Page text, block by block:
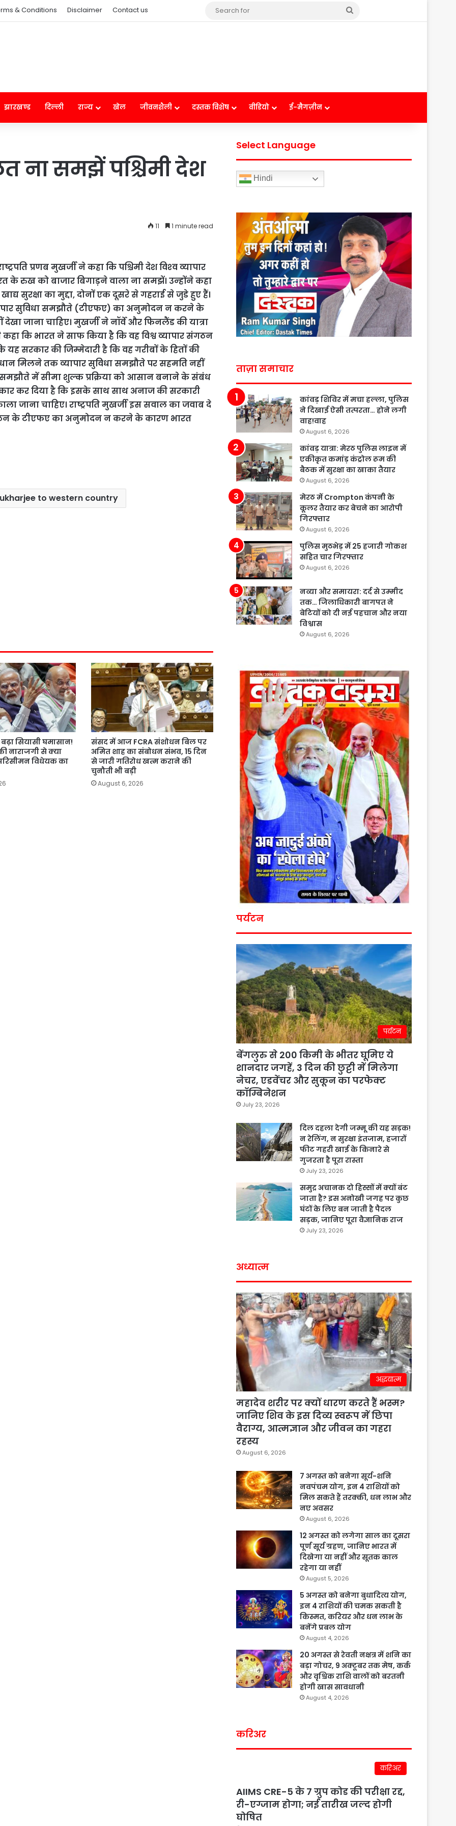
& Conditions Disclaimer Contact us
झारखण्ड दिल्ली राज्य खेल जीवनशैली दस्तक विशेष वीडियो ई-मैगज़ीन
ना समझें पश्चिमी देश
11 1 minute read
प्रणब मुखर्जी ने कहा कि पश्चिमी देश विश्‍व व्‍यापार
के रुख को बाजार बिगाड़ने वाला ना समझें। उन्‍होंने कहा
सुरक्षा का मुद्दा, दोनों एक दूसरे से गहराई से जुडे हुए हैं।
सुविधा समझौते (टीएफए) का अनुमोदन न करने के
जाना चाहिए। मुखर्जी ने नॉर्वे और फिनलैंड की यात्रा
कि भारत ने साफ किया है कि वह विश्व व्यापार संगठन
सरकार की जिम्मेदारी है कि वह गरीबों के हितों की
मिलने तक व्यापार सुविधा समझौते पर सहमति नहीं
में सीमा शुल्क प्रक्रिया को आसान बनाने के संबंध
कर दिया है कि इसके साथ साथ अनाज की सरकारी
जाना चाहिए। राष्ट्रपति मुखर्जी इस सवाल का जवाब दे
के टीएफए का अनुमोदन न करने के कारण भारत
to western country
सियासी घमासान!
नाराजगी से क्या
विधेयक का
संसद में आज FCRA संशोधन बिल पर
अमित शाह का संबोधन संभव, 15 दिन
से जारी गतिरोध खत्म कराने की
चुनौती भी बड़ी
August 6, 2026
Select Language
Hindi
ताज़ा समाचार
कांवड़ शिविर में मचा हल्ला, पुलिस
ने दिखाई ऐसी तत्परता… होने लगी
वाह!वाह
August 6, 2026
कांवड़ यात्रा: मेरठ पुलिस लाइन में
एकीकृत कमांड़ कंट्रोल रूम की
बैठक में सुरक्षा का खाका तैयार
August 6, 2026
मेरठ में Crompton कंपनी के
कूलर तैयार कर बेचने का आरोपी
गिरफ्तार
August 6, 2026
पुलिस मुठभेड़ में 25 हजारी गोकश
सहित चार गिरफ्तार
August 6, 2026
नव्या और समायरा: दर्द से उम्मीद
तक… जिलाधिकारी बागपत ने
बेटियों को दी नई पहचान और नया
विश्वास
August 6, 2026
पर्यटन
पर्यटन
बेंगलुरु से 200 किमी के भीतर घूमिए ये
शानदार जगहें, 3 दिन की छुट्टी में मिलेगा
नेचर, एडवेंचर और सुकून का परफेक्ट
कॉम्बिनेशन
July 23, 2026
दिल दहला देगी जम्मू की यह सड़क!
न रेलिंग, न सुरक्षा इंतजाम, हजारों
फीट गहरी खाई के किनारे से
गुजरता है पूरा रास्ता
July 23, 2026
समुद्र अचानक दो हिस्सों में क्यों बंट
जाता है? इस अनोखी जगह पर कुछ
घंटों के लिए बन जाती है पैदल
सड़क, जानिए पूरा वैज्ञानिक राज
July 23, 2026
अध्यात्म
अद्धयात्म
महादेव शरीर पर क्यों धारण करते हैं भस्म?
जानिए शिव के इस दिव्य स्वरूप में छिपा
वैराग्य, आत्मज्ञान और जीवन का गहरा
रहस्य
August 6, 2026
7 अगस्त को बनेगा सूर्य-शनि
नवपंचम योग, इन 4 राशियों को
मिल सकते हैं तरक्की, धन लाभ और
नए अवसर
August 6, 2026
12 अगस्त को लगेगा साल का दूसरा
पूर्ण सूर्य ग्रहण, जानिए भारत में
दिखेगा या नहीं और सूतक काल
रहेगा या नहीं
August 5, 2026
5 अगस्त को बनेगा बुधादित्य योग,
इन 4 राशियों की चमक सकती है
किस्मत, करियर और धन लाभ के
बनेंगे प्रबल योग
August 4, 2026
20 अगस्त से रेवती नक्षत्र में शनि का
बड़ा गोचर, 9 अक्टूबर तक मेष, कर्क
और वृश्चिक राशि वालों को बरतनी
होगी खास सावधानी
August 4, 2026
करिअर
करिअर
AIIMS CRE-5 के 7 ग्रुप कोड की परीक्षा रद्द,
री-एग्जाम होगा; नई तारीख जल्द होगी
घोषित